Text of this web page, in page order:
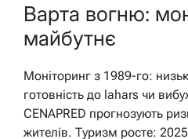
Варта вогню:
майбутнє
Моніторинг з 1989-го:
готовність до lahars чи
CENAPRED прогнозують
жителів. Туризм росте: